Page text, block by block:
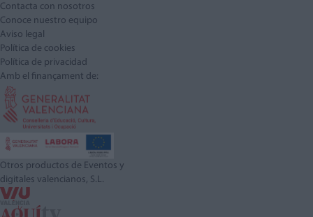
Contacta con nosotros
Conoce nuestro equipo
Aviso legal
Política de cookies
Política de privacidad
Amb el finançament de:
Otros productos de Eventos y
digitales valencianos, S.L.